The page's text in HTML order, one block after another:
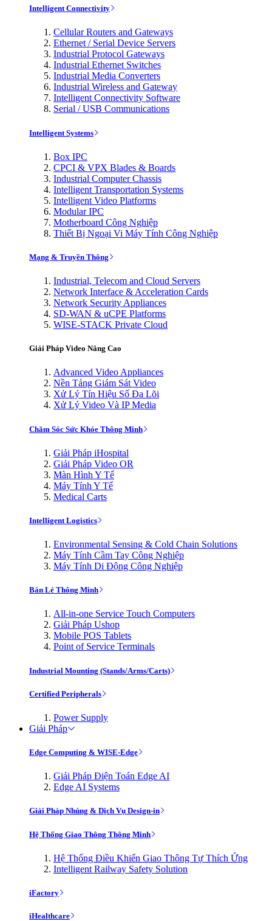
Intelligent Connectivity
Cellular Routers and Gateways
Ethernet / Serial Device Servers
Industrial Protocol Gateways
Industrial Ethernet Switches
Industrial Media Converters
Industrial Wireless and Gateway
Intelligent Connectivity Software
Serial / USB Communications
Intelligent Systems
Box IPC
CPCI & VPX Blades & Boards
Industrial Computer Chassis
Intelligent Transportation Systems
Intelligent Video Platforms
Modular IPC
Motherboard Công Nghiệp
Thiết Bị Ngoại Vi Máy Tính Công Nghiệp
Mạng & Truyền Thông
Industrial, Telecom and Cloud Servers
Network Interface & Acceleration Cards
Network Security Appliances
SD-WAN & uCPE Platforms
WISE-STACK Private Cloud
Giải Pháp Video Nâng Cao
Advanced Video Appliances
Nền Tảng Giám Sát Video
Xử Lý Tín Hiệu Số Đa Lõi
Xử Lý Video Và IP Media
Chăm Sóc Sức Khỏe Thông Minh
Giải Pháp iHospital
Giải Pháp Video OR
Màn Hình Y Tế
Máy Tính Y Tế
Medical Carts
Intelligent Logistics
Environmental Sensing & Cold Chain Solutions
Máy Tính Cầm Tay Công Nghiệp
Máy Tính Di Động Công Nghiệp
Bán Lẻ Thông Minh
All-in-one Service Touch Computers
Giải Pháp Ushop
Mobile POS Tablets
Point of Service Terminals
Industrial Mounting (Stands/Arms/Carts)
Certified Peripherals
Power Supply
Giải Pháp
Edge Computing & WISE-Edge
Giải Pháp Điện Toán Edge AI
Edge AI Systems
Giải Pháp Nhúng & Dịch Vụ Design-in
Hệ Thống Giao Thông Thông Minh
Hệ Thống Điều Khiển Giao Thông Tự Thích Ứng
Intelligent Railway Safety Solution
iFactory
iHealthcare